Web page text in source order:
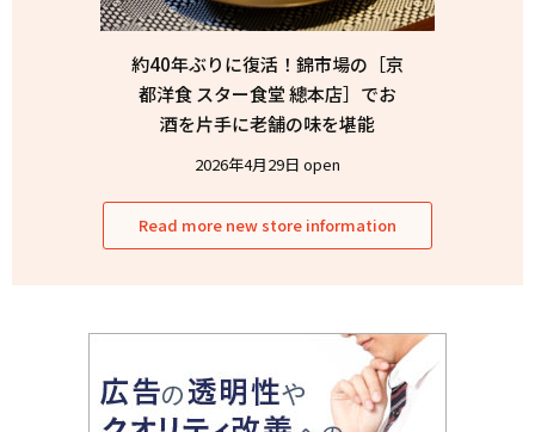
約40年ぶりに復活！錦市場の［京
都洋食 スター食堂 總本店］でお
酒を片手に老舗の味を堪能
2026年4月29日 open
Read more new store information